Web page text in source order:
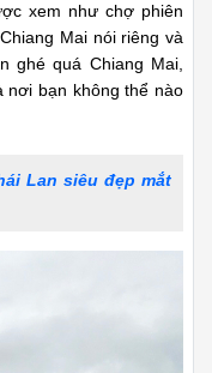
xem như chợ phiên
Mai nói riêng và
ghé quá Chiang Mai,
nơi bạn không thể nào
Lan siêu đẹp mắt